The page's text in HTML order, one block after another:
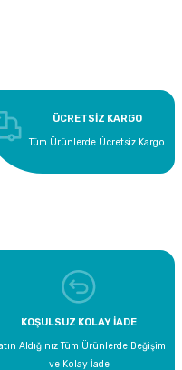
ÜCRETSİZ KARGO
Tüm Ürünlerde Ücretsiz Kargo
KOŞULSUZ KOLAY İADE
Aldığınız Tüm Ürünlerde Değişim
ve Kolay İade